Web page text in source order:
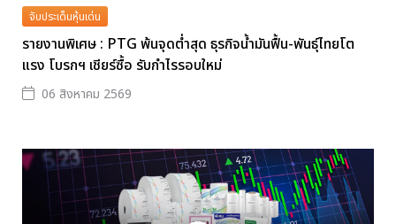
จับประเด็นหุ้นเด่น
รายงานพิเศษ : PTG พ้นจุดต่ำสุด ธุรกิจน้ำมันฟื้น-พันธุ์ไทยโต
แรง โบรกฯ เชียร์ซื้อ รับกำไรรอบใหม่
06 สิงหาคม 2569